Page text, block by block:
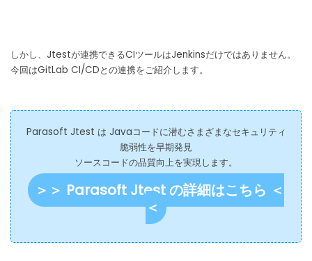
しかし、Jtestが連携できるCIツールはJenkinsだけではありません。
今回はGitLab CI/CDとの連携をご紹介します。
Parasoft Jtest は Javaコードに潜むさまざまなセキュリティ
脆弱性を早期発見
ソースコードの品質向上を実現します。
＞＞ Parasoft Jtest の詳細はこちら ＜
＜